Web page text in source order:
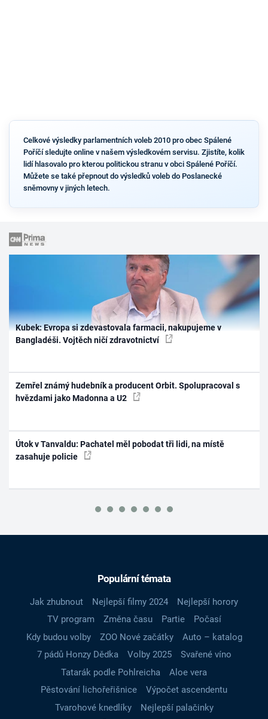
Celkové výsledky parlamentních voleb 2010 pro obec Spálené
Poříčí sledujte online v našem výsledkovém servisu. Zjistíte, kolik
lidí hlasovalo pro kterou politickou stranu v obci Spálené Poříčí.
Můžete se také přepnout do výsledků voleb do Poslanecké
sněmovny v jiných letech.
Kubek: Evropa si zdevastovala farmacii, nakupujeme v
Bangladéši. Vojtěch ničí zdravotnictví
Zemřel známý hudebník a producent Orbit. Spolupracoval s
hvězdami jako Madonna a U2
Útok v Tanvaldu: Pachatel měl pobodat tři lidi, na místě
zasahuje policie
Populární témata
Jak zhubnout Nejlepší filmy 2024
Nejlepší horory
TV program
Změna času Partie
Počasí
Kdy budou volby
ZOO Nové začátky
Auto – katalog
7 pádů Honzy Dědka
Volby 2025
Svařené víno
Tatarák podle Pohlreicha
Aloe vera
Pěstování lichořeřišnice
Výpočet ascendentu
Tvarohové knedlíky
Nejlepší palačinky